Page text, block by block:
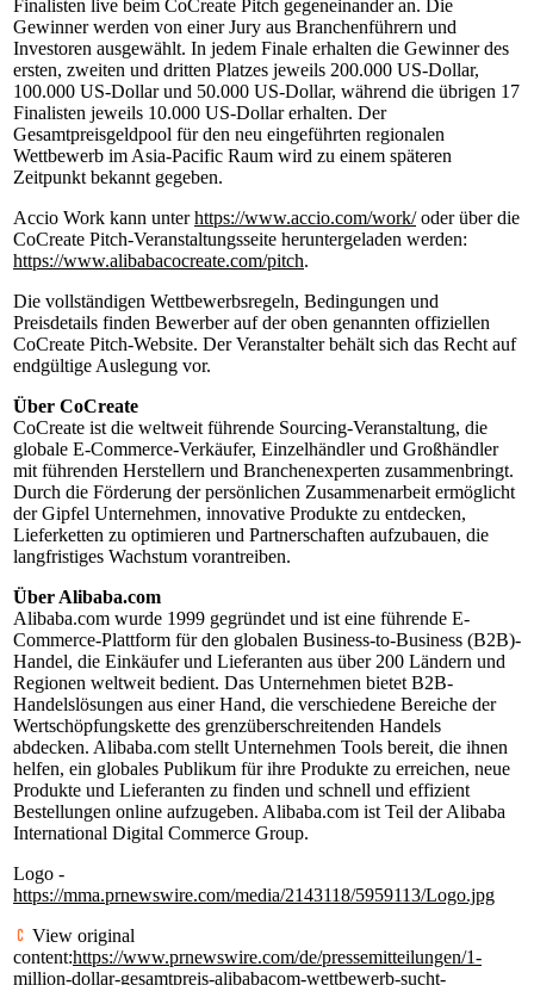
Finalisten live beim CoCreate Pitch gegeneinander an. Die
Gewinner werden von einer Jury aus Branchenführern und
Investoren ausgewählt. In jedem Finale erhalten die Gewinner des
ersten, zweiten und dritten Platzes jeweils 200.000 US-Dollar,
100.000 US-Dollar und 50.000 US-Dollar, während die übrigen 17
Finalisten jeweils 10.000 US-Dollar erhalten. Der
Gesamtpreisgeldpool für den neu eingeführten regionalen
Wettbewerb im Asia-Pacific Raum wird zu einem späteren
Zeitpunkt bekannt gegeben.
Accio Work kann unterhttps://www.accio.com/work/oder über die
CoCreate Pitch-Veranstaltungsseite heruntergeladen werden:
https://www.alibabacocreate.com/pitch.
Die vollständigen Wettbewerbsregeln, Bedingungen und
Preisdetails finden Bewerber auf der oben genannten offiziellen
CoCreate Pitch-Website. Der Veranstalter behält sich das Recht auf
endgültige Auslegung vor.
Über CoCreate
CoCreate ist die weltweit führende Sourcing-Veranstaltung, die
globale E-Commerce-Verkäufer, Einzelhändler und Großhändler
mit führenden Herstellern und Branchenexperten zusammenbringt.
Durch die Förderung der persönlichen Zusammenarbeit ermöglicht
der Gipfel Unternehmen, innovative Produkte zu entdecken,
Lieferketten zu optimieren und Partnerschaften aufzubauen, die
langfristiges Wachstum vorantreiben.
Über Alibaba.com
Alibaba.com wurde 1999 gegründet und ist eine führende E-
Commerce-Plattform für den globalen Business-to-Business (B2B)-
Handel, die Einkäufer und Lieferanten aus über 200 Ländern und
Regionen weltweit bedient. Das Unternehmen bietet B2B-
Handelslösungen aus einer Hand, die verschiedene Bereiche der
Wertschöpfungskette des grenzüberschreitenden Handels
abdecken. Alibaba.com stellt Unternehmen Tools bereit, die ihnen
helfen, ein globales Publikum für ihre Produkte zu erreichen, neue
Produkte und Lieferanten zu finden und schnell und effizient
Bestellungen online aufzugeben. Alibaba.com ist Teil der Alibaba
International Digital Commerce Group.
Logo -
https://mma.prnewswire.com/media/2143118/5959113/Logo.jpg
View original
content:https://www.prnewswire.com/de/pressemitteilungen/1-
million-dollar-gesamtpreis-alibabacom-wettbewerb-sucht-